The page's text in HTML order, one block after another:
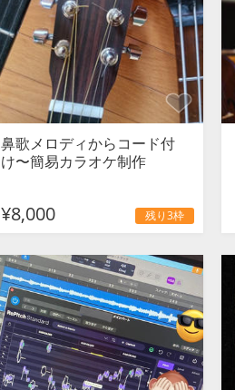
鼻歌メロディからコード付
け〜簡易カラオケ制作
¥8,000 残り3枠